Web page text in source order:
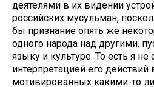
деятелями в их видении
российских мусульман,
бы признание опять же
одного народа над другими,
языку и культуре. То есть я не
интерпретацией его действий
мотивированных какими-то